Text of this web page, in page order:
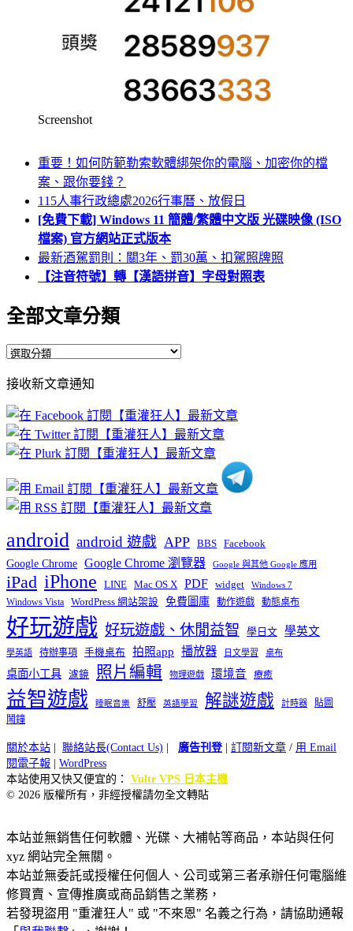
Screenshot
重要！如何防範勒索軟體綁架你的電腦、加密你的檔
案、跟你要錢？
115人事行政總處2026行事曆、放假日
[免費下載] Windows 11 簡體/繁體中文版 光碟映像 (ISO
檔案) 官方網站正式版本
最新酒駕罰則：關3年、罰30萬、扣駕照牌照
【注音符號】轉【漢語拼音】字母對照表
全部文章分類
全
文
章
分
類
接收新文章通知
android android 遊戲 APP BBS Facebook
Google Chrome Google Chrome 瀏覽器 Google 與其他 Google 應用
iPad iPhone LINE Mac OS X PDF widget Windows 7
Windows Vista WordPress 網站架設 免費圖庫 動作遊戲 動態桌布
好玩遊戲 好玩遊戲、休閒益智 學日文 學英文
學英語 待辦事項 手機桌布 拍照app 播放器 日文學習 桌布
桌面小工具 濾鏡 照片編輯 物理遊戲 環境音 療癒
益智遊戲 睡眠音樂 舒壓 英語學習 解謎遊戲 計時器
貼圖
鬧鐘
關於本站 | 聯絡站長(Contact Us) | 廣告刊登| 訂閱新文章 / 用 Email
閱電子報 | WordPress
本站使用又快又便宜的： Vultr VPS 日本主機
© 2026 版權所有，非經授權請勿全文轉貼
本站並無銷售任何軟體、光碟、大補帖等商品，本站與任何
xyz 網站完全無關。
本站並無委託或授權任何個人、公司或第三者承辦任何電腦維
修買賣、宣傳推廣或商品銷售之業務，
若發現盜用 "重灌狂人" 或 "不來恩" 名義之行為，請協助通報